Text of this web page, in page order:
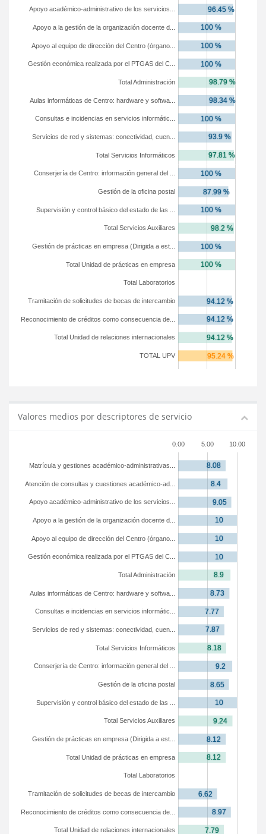
TOTAL UPV
Total Unidad de relaciones internacionales
Reconocimiento de créditos como consecuencia de...
Tramitación de solicitudes de becas de intercambio
Total Laboratorios
Total Unidad de prácticas en empresa
Gestión de prácticas en empresa (Dirigida a est...
Total Servicios Auxiliares
Supervisión y control básico del estado de las ...
Gestión de la oficina postal
Conserjería de Centro: información general del ...
Total Servicios Informáticos
Servicios de red y sistemas: conectividad, cuen...
Consultas e incidencias en servicios informátic...
Aulas informáticas de Centro: hardware y softwa...
Total Administración
Gestión económica realizada por el PTGAS del C...
Apoyo al equipo de dirección del Centro (órgano...
Apoyo a la gestión de la organización docente d...
Apoyo académico-administrativo de los servicios...
Valores medios por descriptores de servicio
0.00 5.00 10.00
Total Unidad de relaciones internacionales
Reconocimiento de créditos como consecuencia de...
Tramitación de solicitudes de becas de intercambio
Total Laboratorios
Total Unidad de prácticas en empresa
Gestión de prácticas en empresa (Dirigida a est...
Total Servicios Auxiliares
Supervisión y control básico del estado de las ...
Gestión de la oficina postal
Conserjería de Centro: información general del ...
Total Servicios Informáticos
Servicios de red y sistemas: conectividad, cuen...
Consultas e incidencias en servicios informátic...
Aulas informáticas de Centro: hardware y softwa...
Total Administración
Gestión económica realizada por el PTGAS del C...
Apoyo al equipo de dirección del Centro (órgano...
Apoyo a la gestión de la organización docente d...
Apoyo académico-administrativo de los servicios...
Atención de consultas y cuestiones académico-ad...
Matrícula y gestiones académico-administrativas...